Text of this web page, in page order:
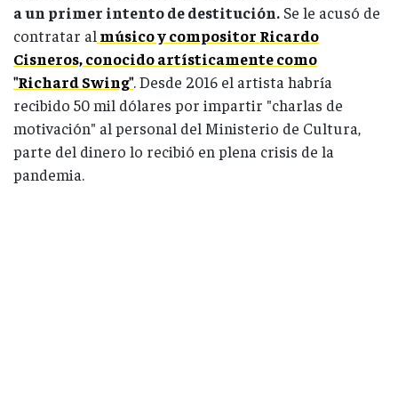
a un primer intento de destitución. Se le acusó de
contratar al músico y compositor Ricardo
Cisneros, conocido artísticamente como
"Richard Swing". Desde 2016 el artista habría
recibido 50 mil dólares por impartir "charlas de
motivación" al personal del Ministerio de Cultura,
parte del dinero lo recibió en plena crisis de la
pandemia.